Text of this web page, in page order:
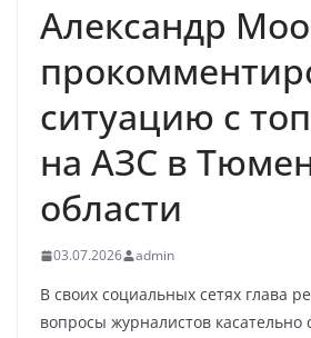
Александр
ситуацию с
на АЗС в
области
03.07.2026 admin
В своих социальных сетях глава
вопросы журналистов касательно